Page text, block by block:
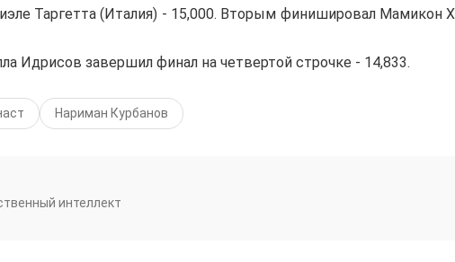
Таргетта (Италия) - 15,000. Вторым финишировал Мамикон
Идрисов завершил финал на четвертой строчке - 14,833.
Нариман Курбанов
интеллект